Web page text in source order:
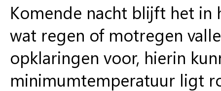
Komende nacht blijft het in
wat regen of motregen
opklaringen voor, hierin
minimumtemperatuur ligt